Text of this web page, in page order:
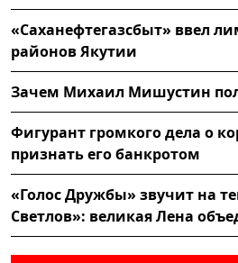
«Саханефтегазсбыт» ввел
районов Якутии
Зачем Михаил Мишустин
Фигурант громкого дела о
признать его банкротом
«Голос Дружбы» звучит на
Светлов»: великая Лена